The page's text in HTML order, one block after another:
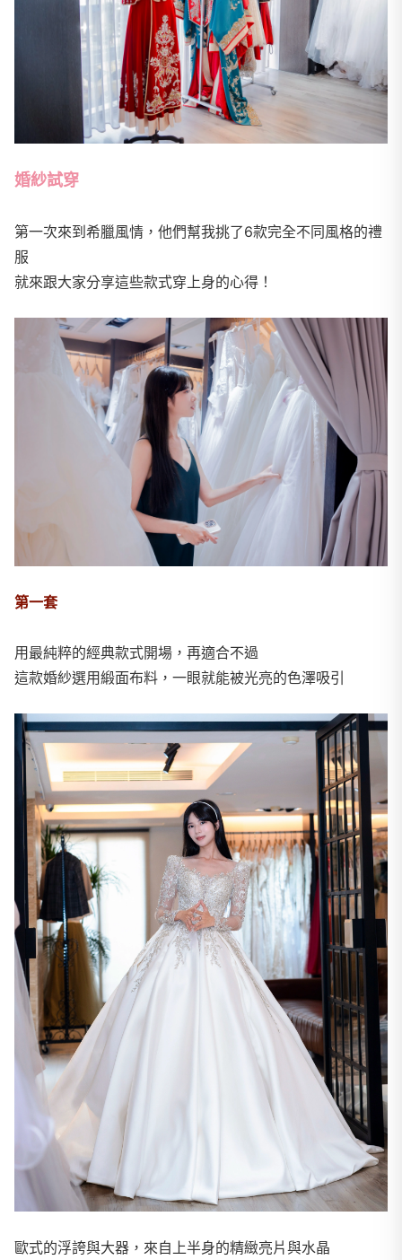
婚紗試穿
第一次來到希臘風情，他們幫我挑了6款完全不同風格的禮
服
就來跟大家分享這些款式穿上身的心得！
第一套
用最純粹的經典款式開場，再適合不過
這款婚紗選用緞面布料，一眼就能被光亮的色澤吸引
歐式的浮誇與大器，來自上半身的精緻亮片與水晶